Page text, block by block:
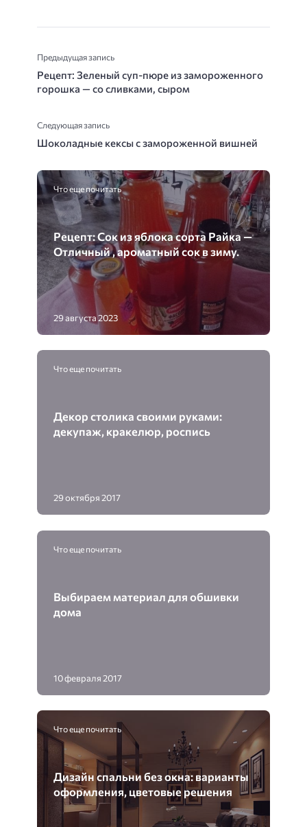
Предыдущая запись
Рецепт: Зеленый суп-пюре из замороженного
горошка — со сливками, сыром
Следующая запись
Шоколадные кексы с замороженной вишней
Что еще почитать
Рецепт: Сок из яблока сорта Райка —
Отличный , ароматный сок в зиму.
29 августа 2023
Что еще почитать
Декор столика своими руками:
декупаж, кракелюр, роспись
29 октября 2017
Что еще почитать
Выбираем материал для обшивки
дома
10 февраля 2017
Что еще почитать
Дизайн спальни без окна: варианты
оформления, цветовые решения